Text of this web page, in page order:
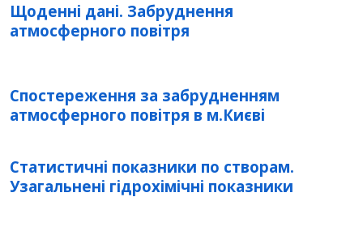
Щоденні дані. Забруднення
атмосферного повітря
Спостереження за забрудненням
атмосферного повітря в м.Києві
Статистичні показники по створам.
Узагальнені гідрохімічні показники